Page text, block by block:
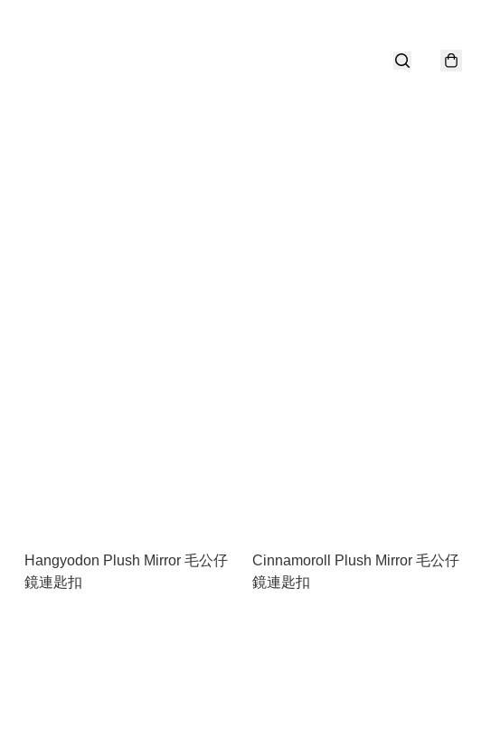
Hangyodon Plush Mirror 毛公仔
鏡連匙扣
Cinnamoroll Plush Mirror 毛公仔
鏡連匙扣